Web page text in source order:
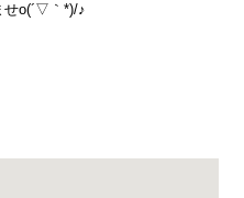
せo(´▽｀*)/♪